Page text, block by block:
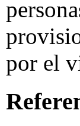
por el